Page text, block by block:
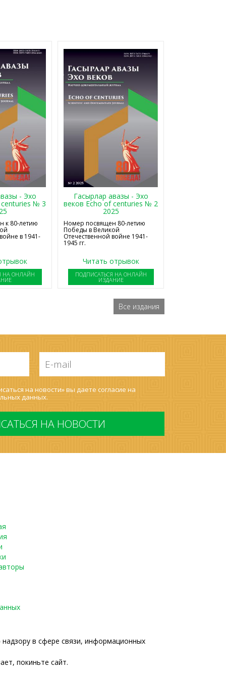
- Эхо
№ 3
к 80-летию
в 1941-
НА ОНЛАЙН
Гасырлар авазы - Эхо
веков Echo of centuries № 2
2025
Номер посвящен 80-летию
Победы в Великой
Отечественной войне 1941-
1945 гг.
Читать отрывок
ПОДПИСАТЬСЯ НА ОНЛАЙН
ИЗДАНИЕ
Все издания
mail
*
на новости» вы даете согласие на
данных.
в сфере связи, информационных
покиньте сайт.